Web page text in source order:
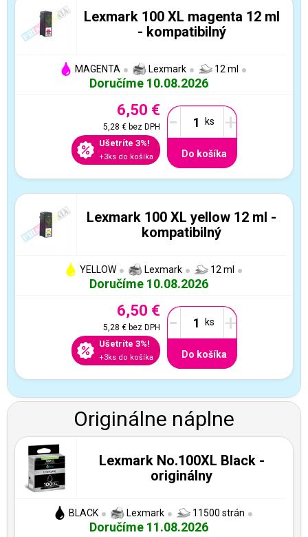
Lexmark 100 XL magenta 12 ml
- kompatibilný
MAGENTA Lexmark 12 ml
Doručíme 10.08.2026
6,50 €
5,28 €bez DPH
Ušetríte 3%!
+3ks do košíka
- +
Do košíka
Lexmark 100 XL yellow 12 ml -
kompatibilný
YELLOW Lexmark 12 ml
Doručíme 10.08.2026
6,50 €
5,28 €bez DPH
Ušetríte 3%!
+3ks do košíka
- +
Do košíka
Originálne náplne
Lexmark No.100XL Black -
originálny
BLACK Lexmark 11500 strán
Doručíme 11.08.2026